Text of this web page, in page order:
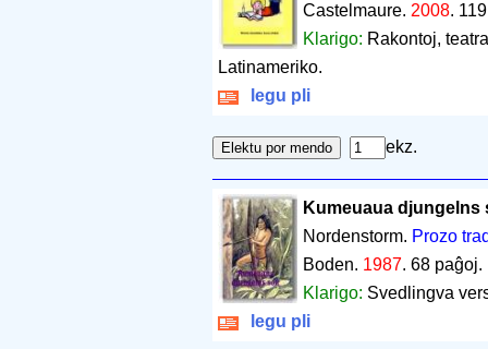
Castelmaure. 2008.
Klarigo: Rakontoj,
Latinameriko.
legu pli
ekz.
Kumeuaua djungelns
Nordenstorm. Prozo
Boden. 1987. 68 paĝoj.
Klarigo: Svedlingva
legu pli